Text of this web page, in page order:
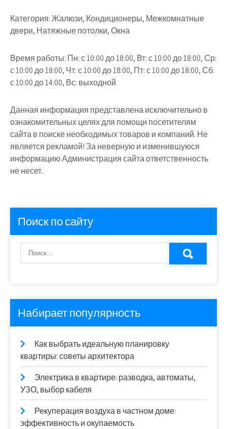
Категория:Жалюзи, Кондиционеры, Межкомнатные
двери, Натяжные потолки, Окна
Время работы: Пн: с 10:00 до 18:00, Вт: с 10:00 до 18:00, Ср:
с 10:00 до 18:00, Чт: с 10:00 до 18:00, Пт: с 10:00 до 18:00, Сб:
с 10:00 до 14:00, Вс: выходной
Данная информация представлена исключительно в
ознакомительных целях для помощи посетителям
сайта в поиске необходимых товаров и компаний. Не
является рекламой! За неверную и изменившуюся
информацию Администрация сайта ответственность
не несет.
Поиск по сайту
Набирает популярность
Как выбрать идеальную планировку
квартиры: советы архитектора
Электрика в квартире: разводка, автоматы,
УЗО, выбор кабеля
Рекуперация воздуха в частном доме:
эффективность и окупаемость